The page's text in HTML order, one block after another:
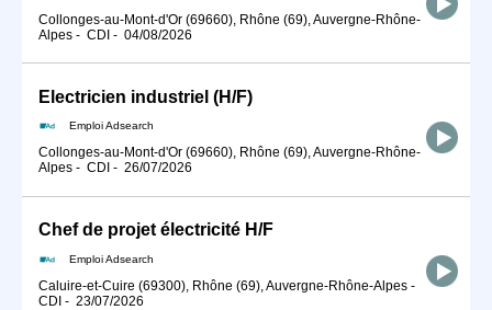
Collonges-au-Mont-d'Or (69660), Rhône (69), Auvergne-Rhône-
Alpes - CDI - 04/08/2026
Electricien industriel (H/F)
Emploi Adsearch
Collonges-au-Mont-d'Or (69660), Rhône (69), Auvergne-Rhône-
Alpes - CDI - 26/07/2026
Chef de projet électricité H/F
Emploi Adsearch
Caluire-et-Cuire (69300), Rhône (69), Auvergne-Rhône-Alpes -
CDI - 23/07/2026